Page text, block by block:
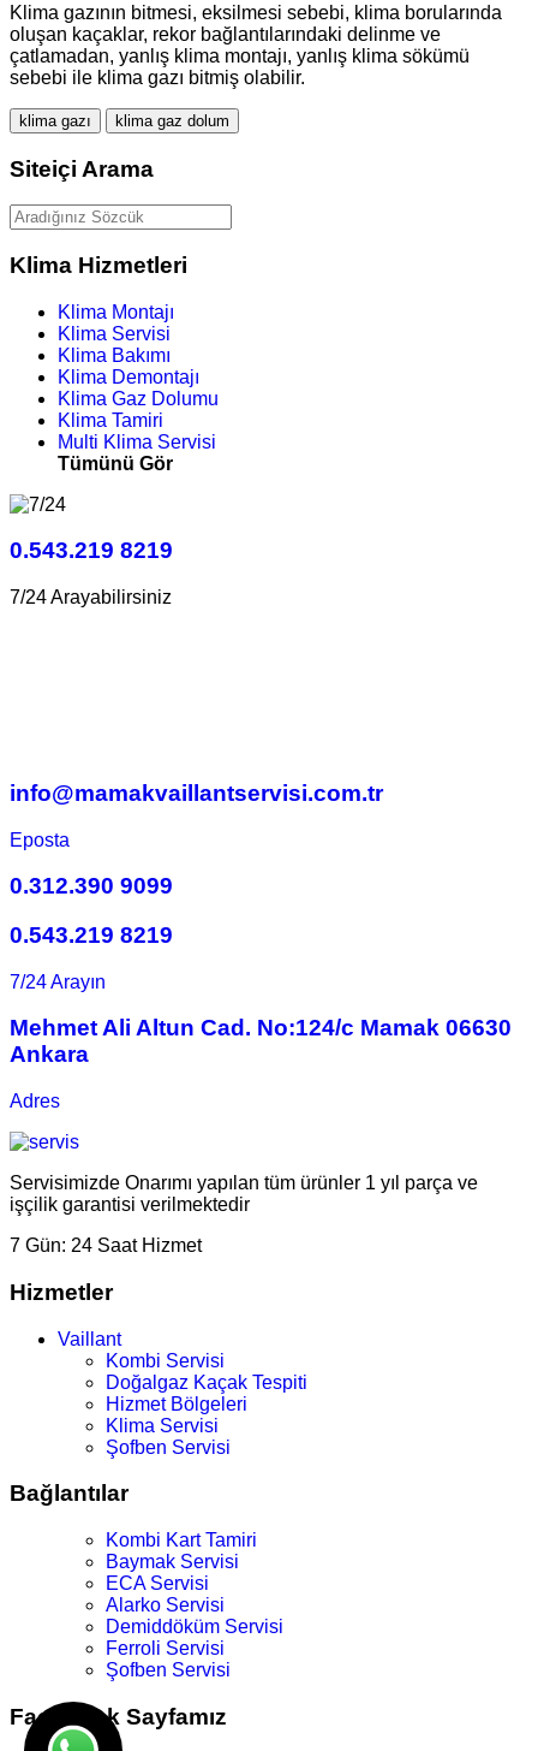
Klima gazının bitmesi, eksilmesi sebebi, klima borularında
oluşan kaçaklar, rekor bağlantılarındaki delinme ve
çatlamadan, yanlış klima montajı, yanlış klima sökümü
sebebi ile klima gazı bitmiş olabilir.
klima gazı klima gaz dolum
Siteiçi Arama
Klima Hizmetleri
Klima Montajı
Klima Servisi
Klima Bakımı
Klima Demontajı
Klima Gaz Dolumu
Klima Tamiri
Multi Klima Servisi
Tümünü Gör
0.543.219 8219
7/24 Arayabilirsiniz
info@mamakvaillantservisi.com.tr
Eposta
0.312.390 9099
0.543.219 8219
7/24 Arayın
Mehmet Ali Altun Cad. No:124/c Mamak 06630
Ankara
Adres
Servisimizde Onarımı yapılan tüm ürünler 1 yıl parça ve
işçilik garantisi verilmektedir
7 Gün: 24 Saat Hizmet
Hizmetler
Vaillant
Kombi Servisi
Doğalgaz Kaçak Tespiti
Hizmet Bölgeleri
Klima Servisi
Şofben Servisi
Bağlantılar
Kombi Kart Tamiri
Baymak Servisi
ECA Servisi
Alarko Servisi
Demiddöküm Servisi
Ferroli Servisi
Şofben Servisi
Facebook Sayfamız